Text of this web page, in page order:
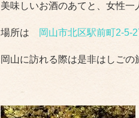
美味しいお酒のあてと、女性一
場所は 岡山市北区駅前町2-5-
岡山に訪れる際は是非はしご